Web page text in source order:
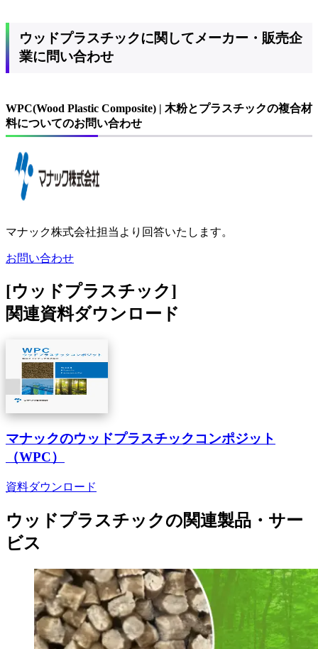
ウッドプラスチックに関してメーカー・販売企
業に問い合わせ
WPC(Wood Plastic Composite) | 木粉とプラスチックの複合材
料についてのお問い合わせ
マナック株式会社担当より回答いたします。
お問い合わせ
[ウッドプラスチック]
関連資料ダウンロード
マナックのウッドプラスチックコンポジット
（WPC）
資料ダウンロード
ウッドプラスチックの関連製品・サー
ビス